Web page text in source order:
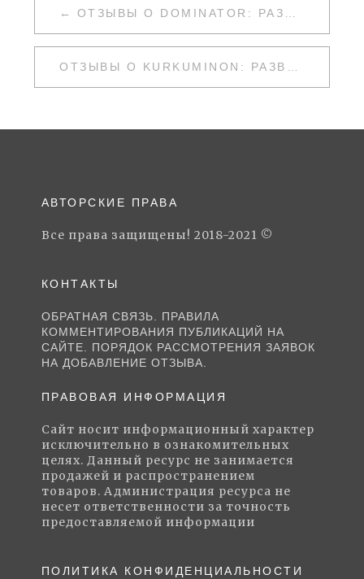
НАВИГАЦИЯ
ПО
ЗАПИСЯМ
ОТЗЫВЫ О DOMINATOR: РАЗВОД ИЛИ НЕТ
АВТОРСКИЕ ПРАВА
Все права защищены! 2018-2021 ©
КОНТАКТЫ
ОБРАТНАЯ СВЯЗЬ. ПРАВИЛА
КОММЕНТИРОВАНИЯ ПУБЛИКАЦИЙ НА
САЙТЕ. ПОРЯДОК РАССМОТРЕНИЯ ЗАЯВОК
НА ДОБАВЛЕНИЕ ОТЗЫВА.
ПРАВОВАЯ ИНФОРМАЦИЯ
Сайт носит информационный характер
исключительно в ознакомительных
целях. Данный ресурс не занимается
продажей и распространением
товаров. Администрация ресурса не
несет ответственности за точность
предоставляемой информации
ПОЛИТИКА КОНФИДЕНЦИАЛЬНОСТИ